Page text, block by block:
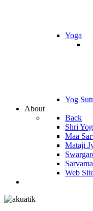
Yoga
Yog
About
Back
Shri
Maa
Mataji
Web